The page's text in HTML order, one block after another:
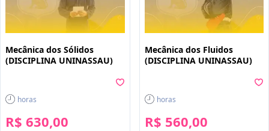
Mecânica dos Sólidos
(DISCIPLINA UNINASSAU)
horas
R$ 630,00
Mecânica dos Fluidos
(DISCIPLINA UNINASSAU)
horas
R$ 560,00